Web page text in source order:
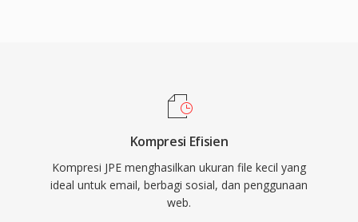
Kompresi Efisien
Kompresi JPE menghasilkan ukuran file kecil yang
ideal untuk email, berbagi sosial, dan penggunaan
web.